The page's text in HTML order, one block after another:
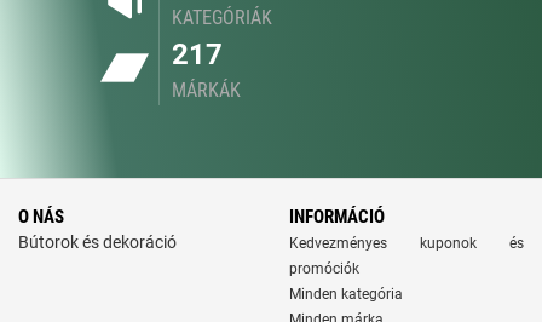
KATEGÓRIÁK
217
MÁRKÁK
O NÁS
Bútorok és dekoráció
INFORMÁCIÓ
Kedvezményes kuponok és
promóciók
Minden kategória